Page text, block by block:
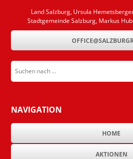
Land Salzburg, Ursula
Stadtgemeinde Salzburg, Markus
Suchen nach ...
submit
NAVIGATION
HOME
AKTIONEN